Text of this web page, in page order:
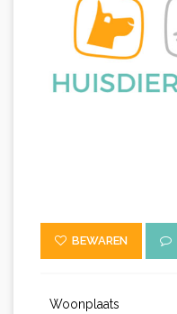
BEWAREN
Woonplaats